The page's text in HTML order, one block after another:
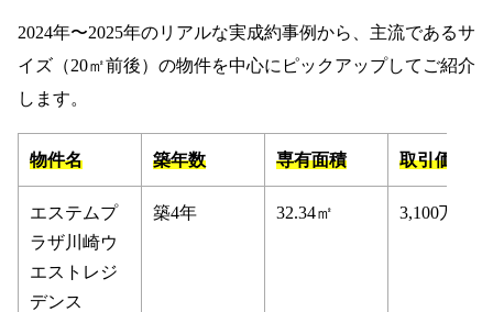
2024年〜2025年のリアルな実成約事例から、主流であるサ
イズ（20㎡前後）の物件を中心にピックアップしてご紹介
します。
物件名 築年数 専有面積 取引価格
エステムプ
ラザ川崎ウ
エストレジ
デンス
築4年 32.34㎡ 3,100万円